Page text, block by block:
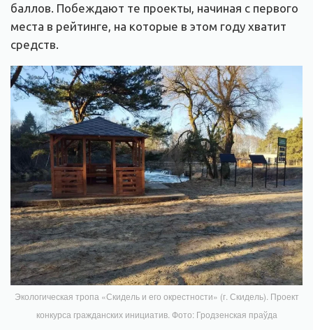
баллов. Побеждают те проекты, начиная с первого
места в рейтинге, на которые в этом году хватит
средств.
Экологическая тропа «Скидель и его окрестности» (г. Скидель). Проект
конкурса гражданских инициатив. Фото: Гродзенская праўда